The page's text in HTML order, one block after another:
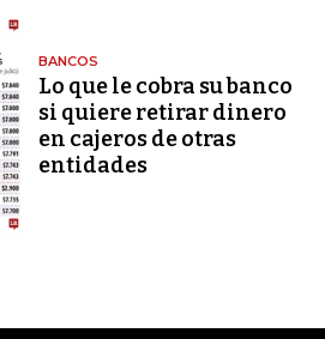
BANCOS
Lo que le cobra su banco
si quiere retirar dinero
en cajeros de otras
entidades